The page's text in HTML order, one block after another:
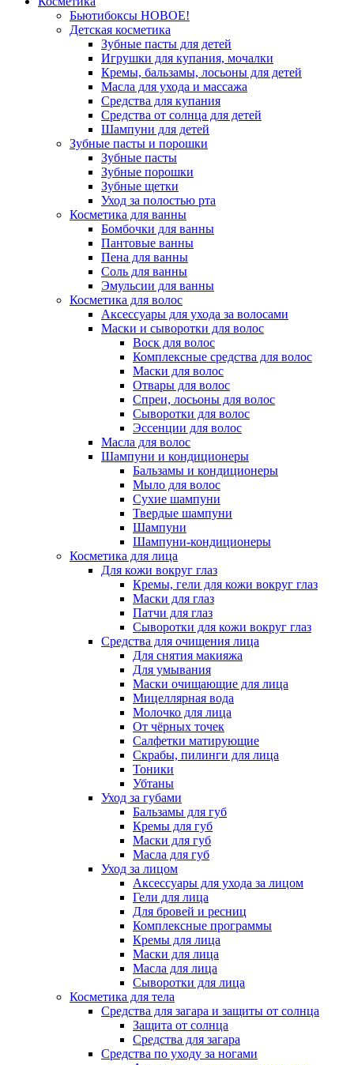
Бьютибоксы НОВОЕ!
Детская косметика
Зубные пасты для детей
Игрушки для купания, мочалки
Кремы, бальзамы, лосьоны для детей
Масла для ухода и массажа
Средства для купания
Средства от солнца для детей
Шампуни для детей
Зубные пасты и порошки
Зубные пасты
Зубные порошки
Зубные щетки
Уход за полостью рта
Косметика для ванны
Бомбочки для ванны
Пантовые ванны
Пена для ванны
Соль для ванны
Эмульсии для ванны
Косметика для волос
Аксессуары для ухода за волосами
Маски и сыворотки для волос
Воск для волос
Комплексные средства для волос
Маски для волос
Отвары для волос
Спреи, лосьоны для волос
Сыворотки для волос
Эссенции для волос
Масла для волос
Шампуни и кондиционеры
Бальзамы и кондиционеры
Мыло для волос
Сухие шампуни
Твердые шампуни
Шампуни
Шампуни-кондиционеры
Косметика для лица
Для кожи вокруг глаз
Кремы, гели для кожи вокруг глаз
Маски для глаз
Патчи для глаз
Сыворотки для кожи вокруг глаз
Средства для очищения лица
Для снятия макияжа
Для умывания
Маски очищающие для лица
Мицеллярная вода
Молочко для лица
От чёрных точек
Салфетки матирующие
Скрабы, пилинги для лица
Тоники
Убтаны
Уход за губами
Бальзамы для губ
Кремы для губ
Маски для губ
Масла для губ
Уход за лицом
Аксессуары для ухода за лицом
Гели для лица
Для бровей и ресниц
Комплексные программы
Кремы для лица
Маски для лица
Масла для лица
Сыворотки для лица
Косметика для тела
Средства для загара и защиты от солнца
Защита от солнца
Средства для загара
Средства по уходу за ногами